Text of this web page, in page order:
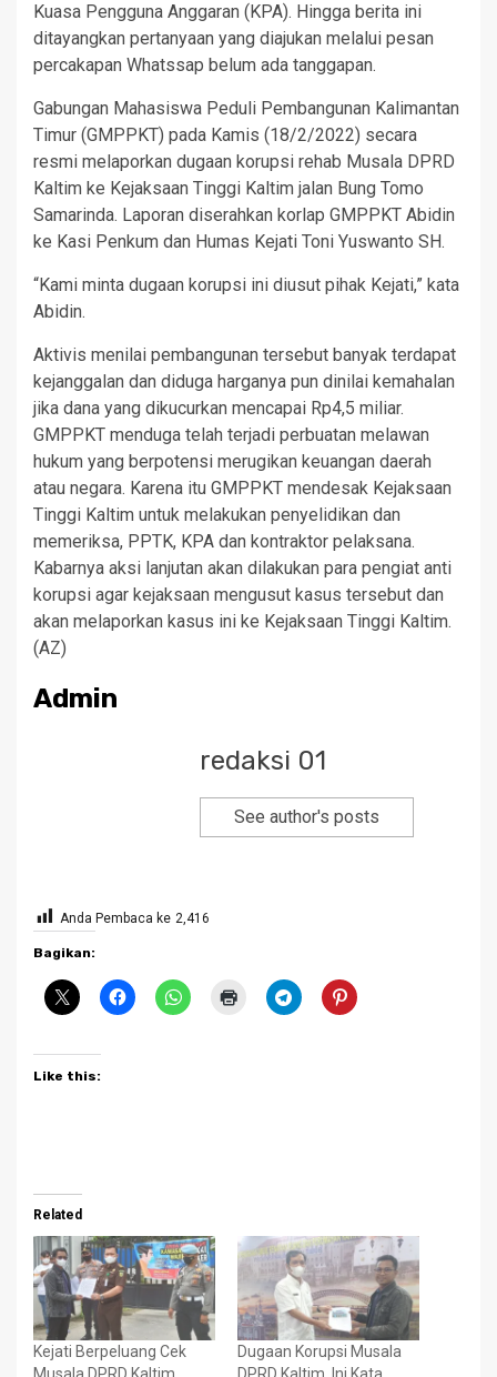
Kuasa Pengguna Anggaran (KPA). Hingga berita ini
ditayangkan pertanyaan yang diajukan melalui pesan
percakapan Whatssap belum ada tanggapan.
Gabungan Mahasiswa Peduli Pembangunan Kalimantan
Timur (GMPPKT) pada Kamis (18/2/2022) secara
resmi melaporkan dugaan korupsi rehab Musala DPRD
Kaltim ke Kejaksaan Tinggi Kaltim jalan Bung Tomo
Samarinda. Laporan diserahkan korlap GMPPKT Abidin
ke Kasi Penkum dan Humas Kejati Toni Yuswanto SH.
“Kami minta dugaan korupsi ini diusut pihak Kejati,” kata
Abidin.
Aktivis menilai pembangunan tersebut banyak terdapat
kejanggalan dan diduga harganya pun dinilai kemahalan
jika dana yang dikucurkan mencapai Rp4,5 miliar.
GMPPKT menduga telah terjadi perbuatan melawan
hukum yang berpotensi merugikan keuangan daerah
atau negara. Karena itu GMPPKT mendesak Kejaksaan
Tinggi Kaltim untuk melakukan penyelidikan dan
memeriksa, PPTK, KPA dan kontraktor pelaksana.
Kabarnya aksi lanjutan akan dilakukan para pengiat anti
korupsi agar kejaksaan mengusut kasus tersebut dan
akan melaporkan kasus ini ke Kejaksaan Tinggi Kaltim.
(AZ)
Admin
redaksi 01
See author's posts
Anda Pembaca ke 2,416
Bagikan:
Like this:
Related
Kejati Berpeluang Cek
Dugaan Korupsi Musala